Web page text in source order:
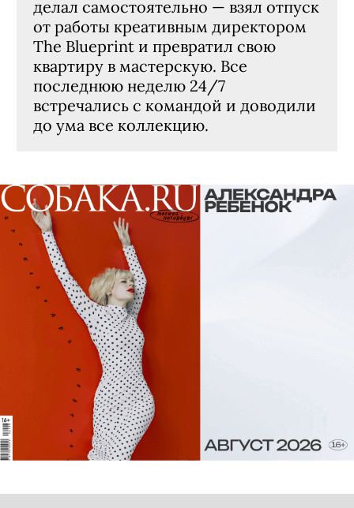
делал самостоятельно — взял отпуск
от работы креативным директором
The Blueprint и превратил свою
квартиру в мастерскую. Все
последнюю неделю 24/7
встречались с командой и доводили
до ума все коллекцию.